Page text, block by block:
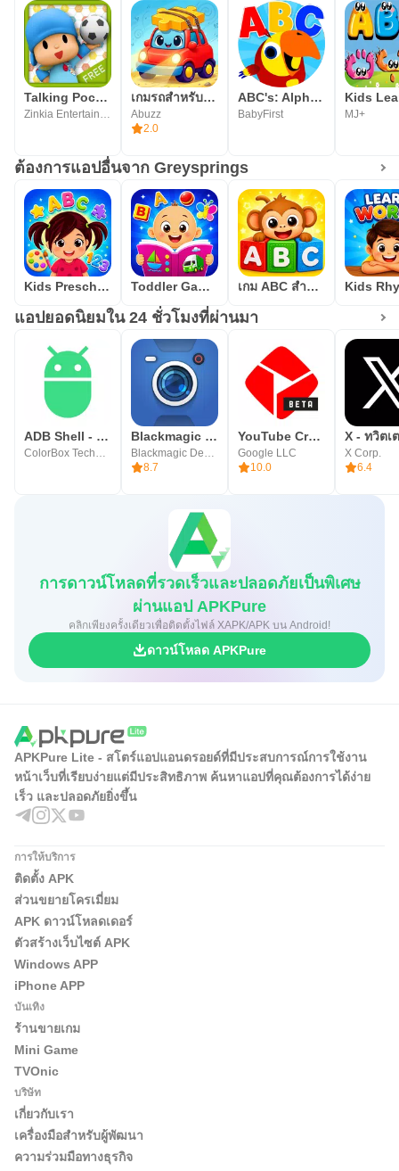
นวัยเรียนของแอพสำหรับเด็กก่อนวัยเรียนสำหรับโฮมสคูล
และ KinderCare
Talking Pocoyo Football Free เกมรถสำหรับเด็ก - เกมปริศนา
Abuzz
2.0
ABC's: Alphabet Learning Game
BabyFirst MJ+
ต้องการแอปอื่นจาก Greysprings
Kids Preschool Learning Games Toddler Games for 2 Year Olds เกม ABC สำหรับเด็ก
แอปยอดนิยมใน 24 ชั่วโมงที่ผ่านมา
ADB Shell - Debug Toolbox Blackmagic Camera
8.7
YouTube Create
Google LLC
10.0
X - ทวิตเ
X Corp.
6.4
การดาวน์โหลดที่รวดเร็วและปลอดภัยเป็นพิเศษ
ผ่านแอป APKPure
คลิกเพียงครั้งเดียวเพื่อติดตั้งไฟล์ XAPK/APK บน Android!
ดาวน์โหลด APKPure
APKPure Lite - สโตร์แอปแอนดรอยด์ที่มีประสบการณ์การใช้งาน
หน้าเว็บที่เรียบง่ายแต่มีประสิทธิภาพ ค้นหาแอปที่คุณต้องการได้ง่าย
เร็ว และปลอดภัยยิ่งขึ้น
การให้บริการ
ติดตั้ง APK
ส่วนขยายโครเมี่ยม
APK ดาวน์โหลดเดอร์
ตัวสร้างเว็บไซต์ APK
Windows APP
iPhone APP
บันเทิง
ร้านขายเกม
Mini Game
TVOnic
บริษัท
เกี่ยวกับเรา
เครื่องมือสำหรับผู้พัฒนา
ความร่วมมือทางธุรกิจ